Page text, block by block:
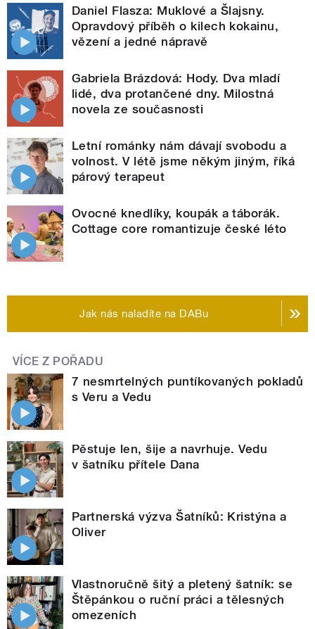
Daniel Flasza: Muklové a Šlajsny.
Opravdový příběh o kilech kokainu,
vězení a jedné nápravě
Gabriela Brázdová: Hody. Dva mladí
lidé, dva protančené dny. Milostná
novela ze současnosti
Letní románky nám dávají svobodu a
volnost. V létě jsme někým jiným, říká
párový terapeut
Ovocné knedlíky, koupák a táborák.
Cottage core romantizuje české léto
Jak nás naladíte na DABu
VÍCE Z POŘADU
7 nesmrtelných puntíkovaných pokladů
s Veru a Vedu
Pěstuje len, šije a navrhuje. Vedu
v šatníku přítele Dana
Partnerská výzva Šatníků: Kristýna a
Oliver
Vlastnoručně šitý a pletený šatník: se
Štěpánkou o ruční práci a tělesných
omezeních